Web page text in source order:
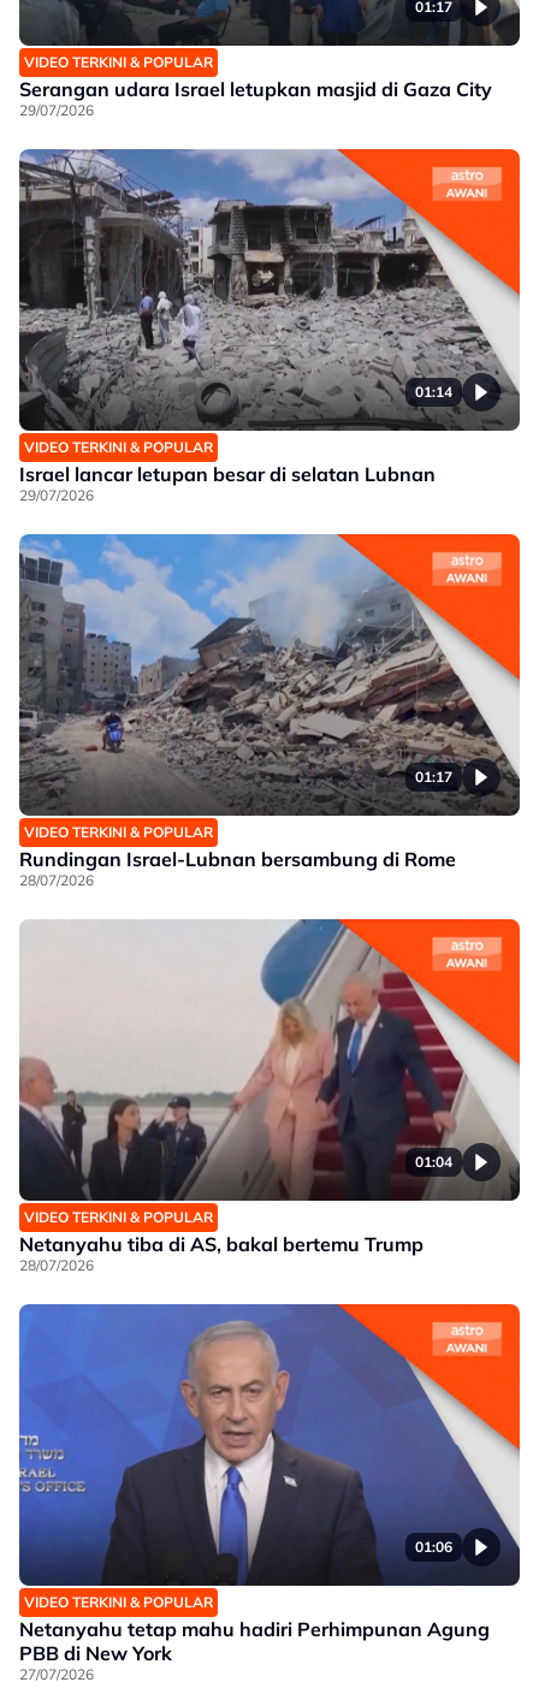
01:17
VIDEO TERKINI & POPULAR
Serangan udara Israel letupkan masjid di Gaza City
29/07/2026
01:14
VIDEO TERKINI & POPULAR
Israel lancar letupan besar di selatan Lubnan
29/07/2026
01:17
VIDEO TERKINI & POPULAR
Rundingan Israel-Lubnan bersambung di Rome
28/07/2026
01:04
VIDEO TERKINI & POPULAR
Netanyahu tiba di AS, bakal bertemu Trump
28/07/2026
01:06
VIDEO TERKINI & POPULAR
Netanyahu tetap mahu hadiri Perhimpunan Agung
PBB di New York
27/07/2026